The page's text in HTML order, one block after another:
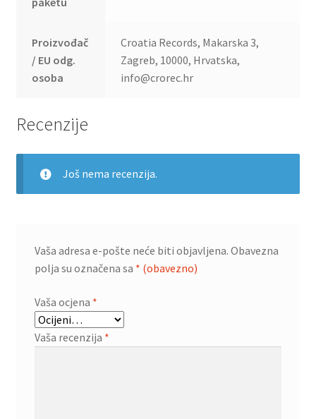
Proizvođač
/ EU odg.
osoba
Croatia Records, Makarska 3,
Zagreb, 10000, Hrvatska,
info@crorec.hr
Recenzije
Još nema recenzija.
Vaša adresa e-pošte neće biti objavljena. Obavezna
polja su označena sa * (obavezno)
Vaša ocjena *
Vaša recenzija *